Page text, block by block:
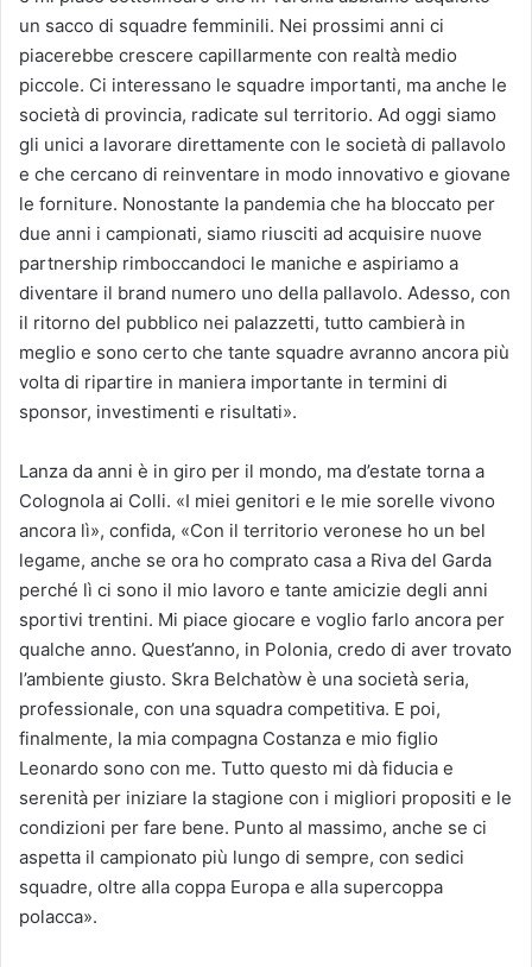
un sacco di squadre femminili. Nei prossimi anni ci
piacerebbe crescere capillarmente con realtà medio
piccole. Ci interessano le squadre importanti, ma anche le
società di provincia, radicate sul territorio. Ad oggi siamo
gli unici a lavorare direttamente con le società di pallavolo
e che cercano di reinventare in modo innovativo e giovane
le forniture. Nonostante la pandemia che ha bloccato per
due anni i campionati, siamo riusciti ad acquisire nuove
partnership rimboccandoci le maniche e aspiriamo a
diventare il brand numero uno della pallavolo. Adesso, con
il ritorno del pubblico nei palazzetti, tutto cambierà in
meglio e sono certo che tante squadre avranno ancora più
volta di ripartire in maniera importante in termini di
sponsor, investimenti e risultati».
Lanza da anni è in giro per il mondo, ma d’estate torna a
Colognola ai Colli. «I miei genitori e le mie sorelle vivono
ancora lì», confida, «Con il territorio veronese ho un bel
legame, anche se ora ho comprato casa a Riva del Garda
perché lì ci sono il mio lavoro e tante amicizie degli anni
sportivi trentini. Mi piace giocare e voglio farlo ancora per
qualche anno. Quest’anno, in Polonia, credo di aver trovato
l’ambiente giusto. Skra Belchatòw è una società seria,
professionale, con una squadra competitiva. E poi,
finalmente, la mia compagna Costanza e mio figlio
Leonardo sono con me. Tutto questo mi dà fiducia e
serenità per iniziare la stagione con i migliori propositi e le
condizioni per fare bene. Punto al massimo, anche se ci
aspetta il campionato più lungo di sempre, con sedici
squadre, oltre alla coppa Europa e alla supercoppa
polacca».